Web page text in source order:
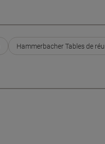
Hammerbacher Tables de